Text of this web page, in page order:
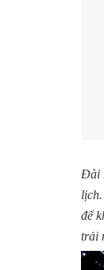
Đài
để
trải